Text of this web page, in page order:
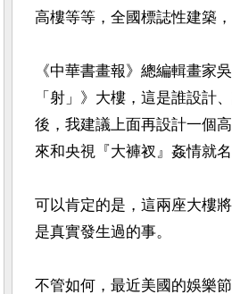
高樓等等，全國標誌性建築
《中華書畫報》總編輯畫家
「射」》大樓，這是誰設計
後，我建議上面再設計一個
來和央視『大褲衩』姦情就名
可以肯定的是，這兩座大樓
是真實發生過的事。
不管如何，最近美國的娛樂